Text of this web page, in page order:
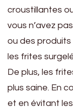
croustillantes
vous n’avez
ou des
les frites
De plus, les
plus saine. En
et en évitant